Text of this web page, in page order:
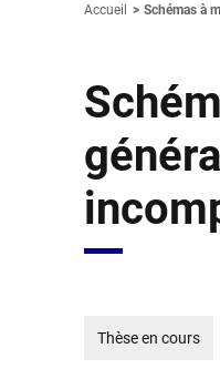
Accueil Schémas à
Thèse en cours